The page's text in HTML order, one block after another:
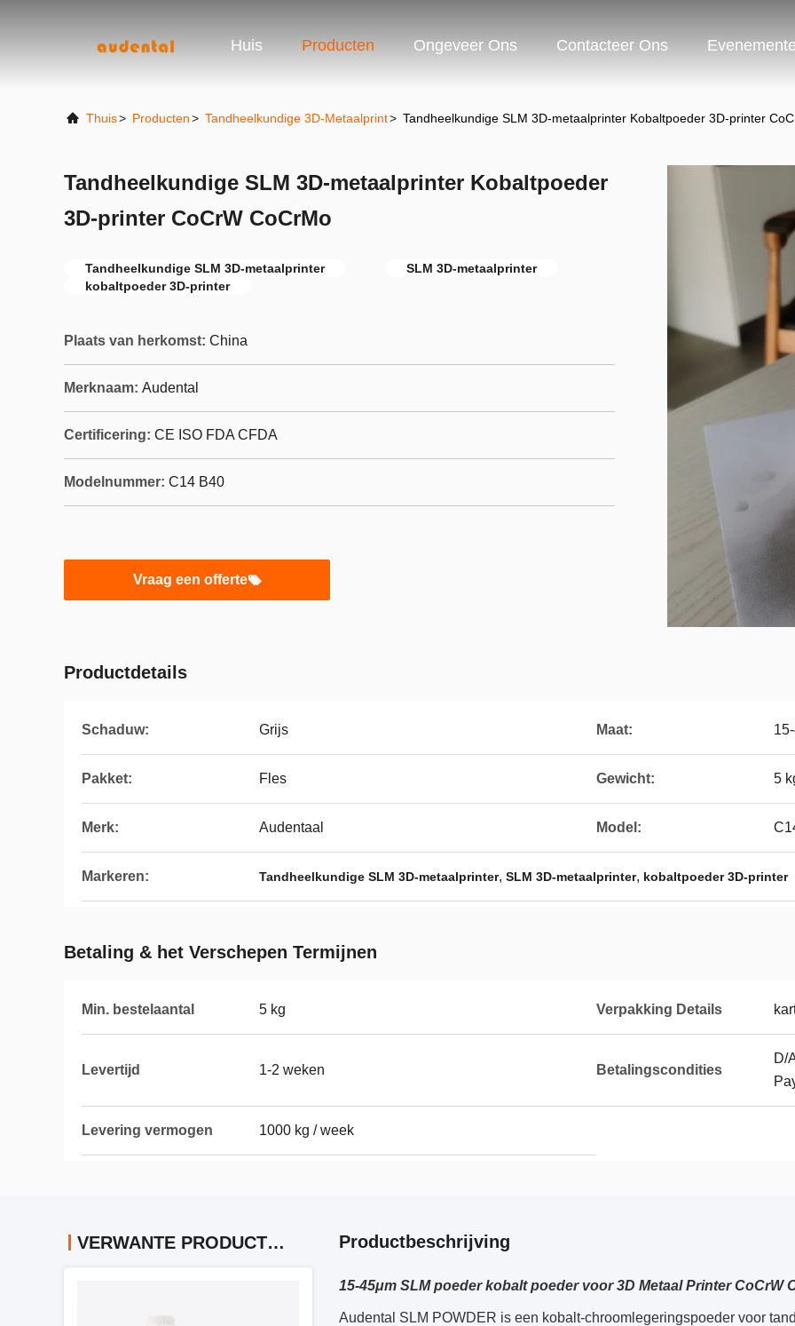
Huis Producten Ongeveer Ons Contacteer Ons
Thuis> Producten> Tandheelkundige 3D-Metaalprint> Tandheelkundige SLM 3D-metaalprinter Kobaltpoeder 3D-printer
Tandheelkundige SLM 3D-metaalprinter Kobaltpoeder
3D-printer CoCrW CoCrMo
Tandheelkundige SLM 3D-metaalprinter
SLM 3D-metaalprinter
kobaltpoeder 3D-printer
Plaats van herkomst: China
Merknaam: Audental
Certificering: CE ISO FDA CFDA
Modelnummer: C14 B40
Vraag een offerte
Productdetails
Schaduw: Grijs Maat:
Pakket: Fles Gewicht: 5
Merk: Audentaal Model:
Markeren: Tandheelkundige SLM 3D-metaalprinter, SLM 3D-metaalprinter, kobaltpoeder 3D-printer
Betaling & het Verschepen Termijnen
Min. bestelaantal 5 kg Verpakking Details
Levertijd 1-2 weken Betalingscondities
D/
Levering vermogen 1000 kg / week
VERWANTE PRODUCTEN Productbeschrijving
15-45μm SLM poeder kobalt poeder voor 3D Metaal Printer CoCrW
Audental SLM POWDER is een kobalt-chroomlegeringspoeder voor